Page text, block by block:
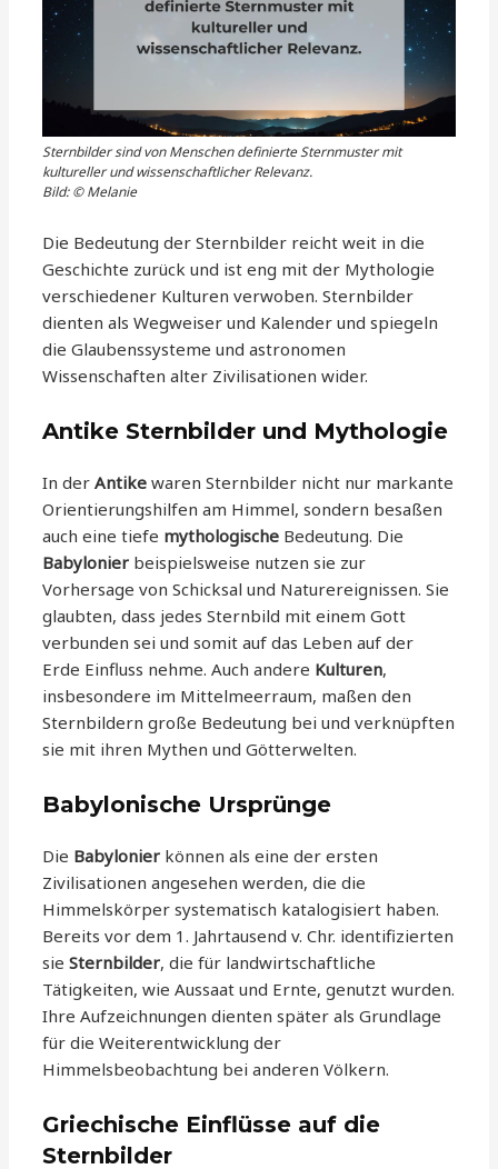
Sternbilder sind von Menschen definierte Sternmuster mit
kultureller und wissenschaftlicher Relevanz.
Bild: © Melanie
Die Bedeutung der Sternbilder reicht weit in die
Geschichte zurück und ist eng mit der Mythologie
verschiedener Kulturen verwoben. Sternbilder
dienten als Wegweiser und Kalender und spiegeln
die Glaubenssysteme und astronomen
Wissenschaften alter Zivilisationen wider.
Antike Sternbilder und Mythologie
In derAntike waren Sternbilder nicht nur markante
Orientierungshilfen am Himmel, sondern besaßen
auch eine tiefe mythologische Bedeutung. Die
Babylonier beispielsweise nutzen sie zur
Vorhersage von Schicksal und Naturereignissen. Sie
glaubten, dass jedes Sternbild mit einem Gott
verbunden sei und somit auf das Leben auf der
Erde Einfluss nehme. Auch andere Kulturen,
insbesondere im Mittelmeerraum, maßen den
Sternbildern große Bedeutung bei und verknüpften
sie mit ihren Mythen und Götterwelten.
Babylonische Ursprünge
Die Babylonier können als eine der ersten
Zivilisationen angesehen werden, die die
Himmelskörper systematisch katalogisiert haben.
Bereits vor dem 1. Jahrtausend v. Chr. identifizierten
sieSternbilder, die für landwirtschaftliche
Tätigkeiten, wie Aussaat und Ernte, genutzt wurden.
Ihre Aufzeichnungen dienten später als Grundlage
für die Weiterentwicklung der
Himmelsbeobachtung bei anderen Völkern.
Griechische Einflüsse auf die
Sternbilder